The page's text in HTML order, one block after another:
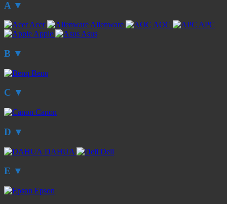
A ▼
Acer Alienware AOC
APC
Apple
Asus
B ▼
Benq
C ▼
Canon
D ▼
DAHUA Dell
E ▼
Epson